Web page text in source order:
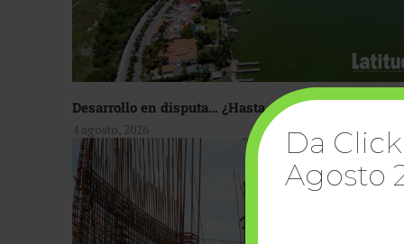
Desarrollo en disputa… ¿Hasta dónde crecer?
4 agosto, 2026
Da
Agosto